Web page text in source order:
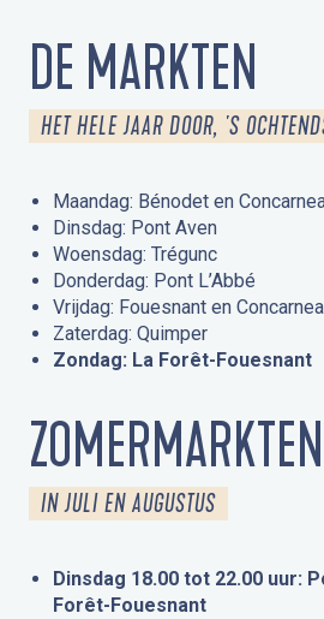
DE MARKTEN
HET HELE JAAR DOOR, 'S
Maandag: Bénodet en
Dinsdag: Pont Aven
Woensdag: Trégunc
Donderdag: Pont L’Abbé
Vrijdag: Fouesnant en
Zaterdag: Quimper
Zondag: La Forêt-Fouesnant
ZOMERMARKTEN
IN JULI EN AUGUSTUS
Dinsdag 18.00 tot 22.00 uur:
Forêt-Fouesnant